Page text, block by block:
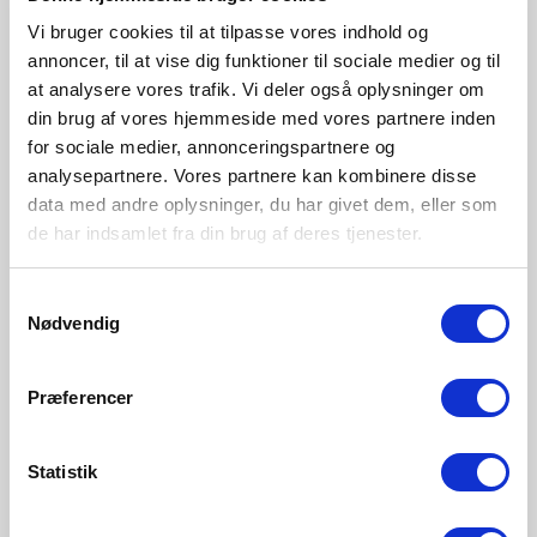
Vi bruger cookies til at tilpasse vores indhold og
annoncer, til at vise dig funktioner til sociale medier og til
at analysere vores trafik. Vi deler også oplysninger om
din brug af vores hjemmeside med vores partnere inden
for sociale medier, annonceringspartnere og
analysepartnere. Vores partnere kan kombinere disse
data med andre oplysninger, du har givet dem, eller som
de har indsamlet fra din brug af deres tjenester.
Nødvendig
Præferencer
Statistik
Nordlux' LED-pærer har en gennemsnitlig levetid på
15.000 timer og en tænd- og slukcyklus på 20.000-50.000.
Normalt er det ikke selve LED'en, men driveren, der
omformer strømmen til at passe til lampens behov, der går
i stykker først.
Hvad er en
vedligeholdelsesfaktor?
Vedligeholdelsesfaktoren på en LED fra Nordlux ligger
typisk på 70. Dette betyder, at når pæren har nået sin
være faldet til 70 % af den oprindelige effekt på 100 % af